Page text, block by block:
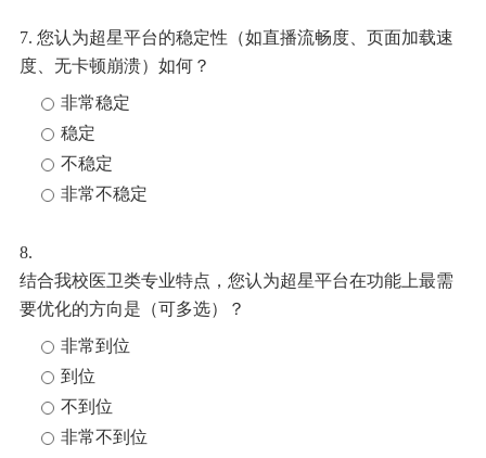
7. 您认为超星平台的稳定性（如直播流畅度、页面加载速
度、无卡顿崩溃）如何？
非常稳定
稳定
不稳定
非常不稳定
8.
结合我校医卫类专业特点，您认为超星平台在功能上最需
要优化的方向是（可多选）？
非常到位
到位
不到位
非常不到位